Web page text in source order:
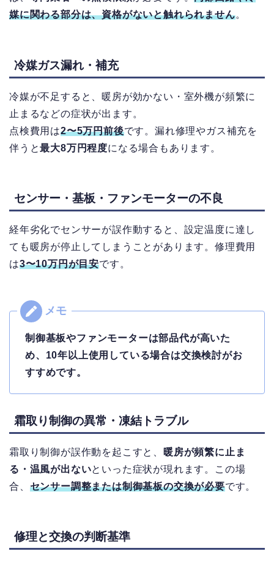
媒に関わる部分は、資格がないと触れられません。
冷媒ガス漏れ・補充
冷媒が不足すると、暖房が効かない・室外機が頻繁に
止まるなどの症状が出ます。
点検費用は2〜5万円前後です 。漏れ修理やガス補充を
伴うと最大8万円程度になる場合もあります。
センサー・基板・ファンモーターの不良
経年劣化でセンサーが誤作動すると、設定温度に達し
ても暖房が停止してしまうことがあります。修理費用
は3〜10万円が目安です。
制御基板やファンモーターは部品代が高いた
め、10年以上使用している場合は交換検討がお
すすめです。
霜取り制御の異常・凍結トラブル
霜取り制御が誤作動を起こすと、
暖房が頻繁に止ま
る・温風が出ないといった症状が現れます。
この場
合、 センサー調整または制御基板の交換が必要です。
修理と交換の判断基準